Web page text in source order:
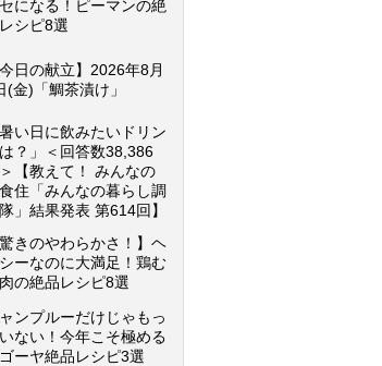
になる！ピーマンの絶
シピ8選
今日の献立】2026年8月
(金)「鯛茶漬け」
暑い日に飲みたいドリン
？」＜回答数38,386
【教えて！ みんなの
住「みんなの暮らし調
」結果発表 第614回】
驚きのやわらかさ！】ヘ
ーなのに大満足！鶏む
の絶品レシピ8選
ンプルーだけじゃもっ
ない！今年こそ極める
ーヤ絶品レシピ3選